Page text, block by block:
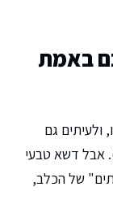
באמת
ולעיתים גם
אבל דשא טבעי
של הכלב,